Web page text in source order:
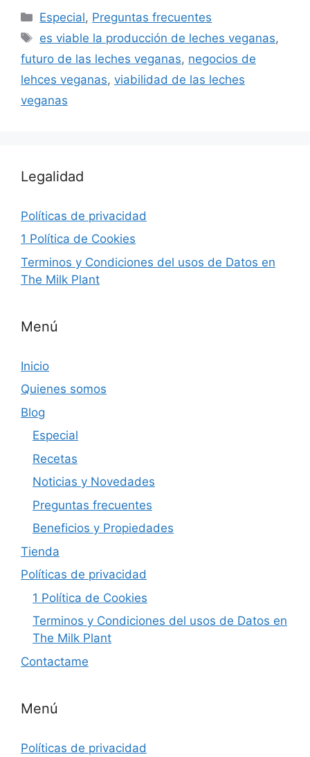
Especial, Preguntas frecuentes
es viable la producción de leches veganas,
futuro de las leches veganas, negocios de
lehces veganas, viabilidad de las leches
veganas
Legalidad
Políticas de privacidad
1 Política de Cookies
Terminos y Condiciones del usos de Datos en
The Milk Plant
Menú
Inicio
Quienes somos
Blog
Especial
Recetas
Noticias y Novedades
Preguntas frecuentes
Beneficios y Propiedades
Tienda
Políticas de privacidad
1 Política de Cookies
Terminos y Condiciones del usos de Datos en
The Milk Plant
Contactame
Menú
Políticas de privacidad